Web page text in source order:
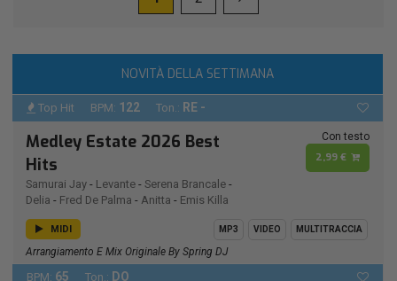
NOVITÀ DELLA SETTIMANA
Top Hit BPM: 122 Ton.: RE -
Medley Estate 2026 Best
Hits
Samurai Jay - Levante - Serena Brancale -
Delia - Fred De Palma - Anitta - Emis Killa
Con testo
2,99 €
MIDI MP3 VIDEO MULTITRACCIA
Arrangiamento E Mix Originale By Spring DJ
BPM: 65 Ton.: DO